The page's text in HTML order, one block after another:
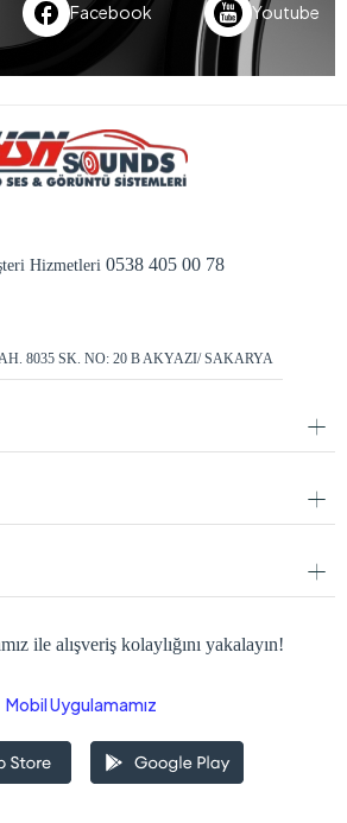
Facebook Youtube
Hizmetleri0538 405 00 78
8035 SK. NO: 20 B AKYAZI/ SAKARYA
ile alışveriş kolaylığını yakalayın!
Mobil Uygulamamız